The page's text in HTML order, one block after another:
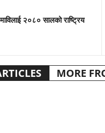
२०८० सालको राष्ट्रिय
MORE